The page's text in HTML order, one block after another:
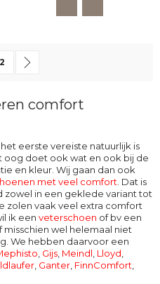
momenteel pagina
Pagina
2
comfort
eerste vereiste natuurlijk is
doet ook wat en ook bij de
en kleur. Wij gaan dan ook
met veel comfort. Dat is
zowel in een geklede variant tot
zolen vaak veel extra comfort
ik een veterschoen of bv een
misschien wel helemaal niet
We hebben daarvoor een
, Gijs, Meindl, Lloyd,
, Ganter, FinnComfort,